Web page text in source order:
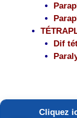
Dif
Cliquez